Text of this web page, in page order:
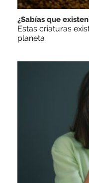
¿Sabías que
Estas criaturas
planeta